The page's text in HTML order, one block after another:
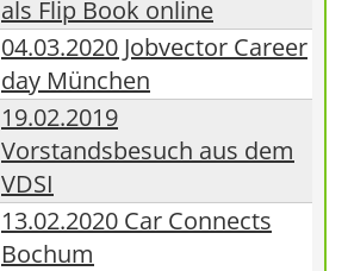
als Flip Book online
04.03.2020 Jobvector Career
day München
19.02.2019
Vorstandsbesuch aus dem
VDSI
13.02.2020 Car Connects
Bochum